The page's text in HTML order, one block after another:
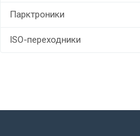
Парктроники
ISO-переходники